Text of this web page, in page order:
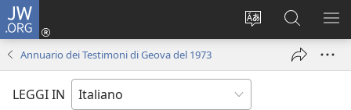
JW.ORG
Modificare
Accedi
(apre
finestra)
Cerca
in
JW.ORG
Annuario dei Testimoni di Geova del 1973
LEGGI IN